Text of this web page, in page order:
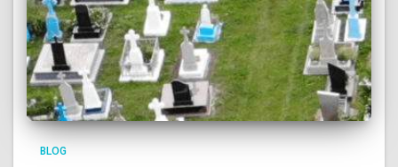
BLOG